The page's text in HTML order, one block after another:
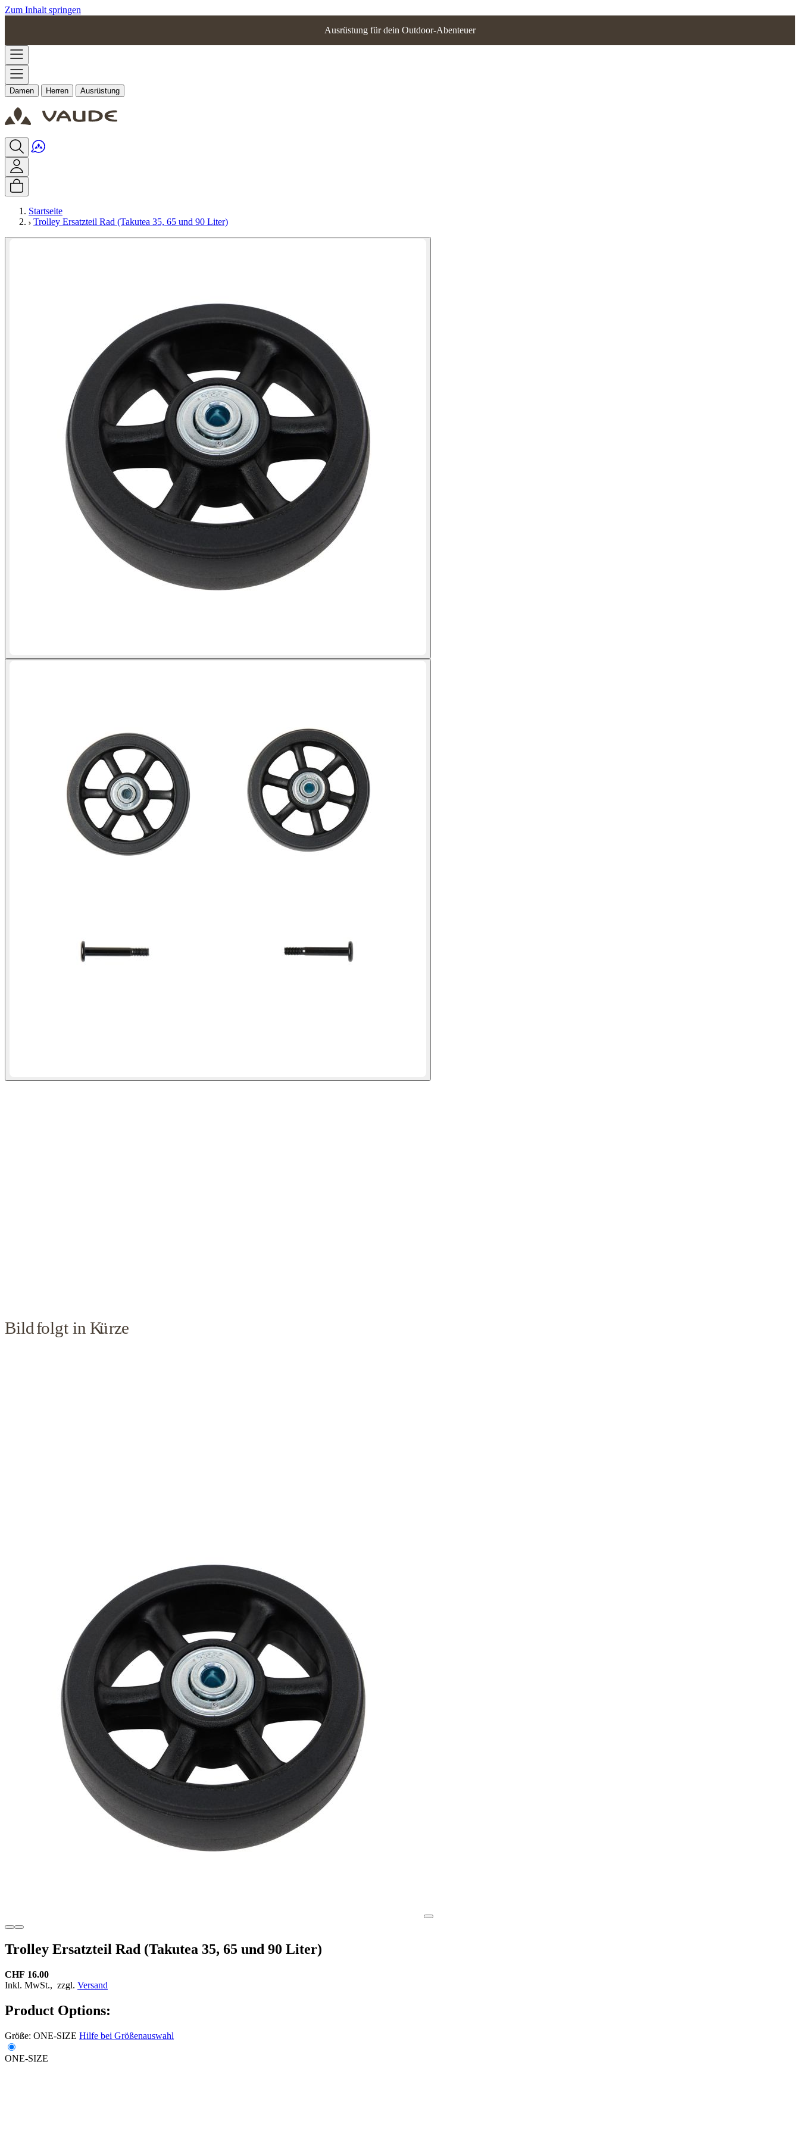
Zum Inhalt springen
Ausrüstung für dein Outdoor-Abenteuer
Damen Herren Ausrüstung
Startseite
Trolley Ersatzteil Rad (Takutea 35, 65 und 90 Liter)
Trolley Ersatzteil Rad (Takutea 35, 65 und 90 Liter)
CHF 16.00
Inkl. MwSt., zzgl. Versand
Product Options:
Größe: ONE-SIZE Hilfe bei Größenauswahl
ONE-SIZE